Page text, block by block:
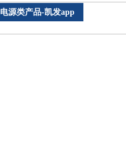
电源类产品-凯发app